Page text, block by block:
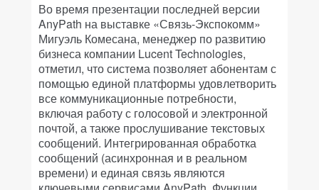
Во время презентации последней версии
AnyPath на выставке «Связь-Экспокомм»
Мигуэль Комесана, менеджер по развитию
бизнеса компании Lucent Technologies,
отметил, что система позволяет абонентам с
помощью единой платформы удовлетворить
все коммуникационные потребности,
включая работу с голосовой и электронной
почтой, а также прослушивание текстовых
сообщений. Интегрированная обработка
сообщений (асинхронная и в реальном
времени) и единая связь являются